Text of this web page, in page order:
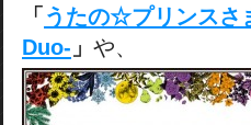
「 うたの☆プリンスさ
Duo- 」 や、